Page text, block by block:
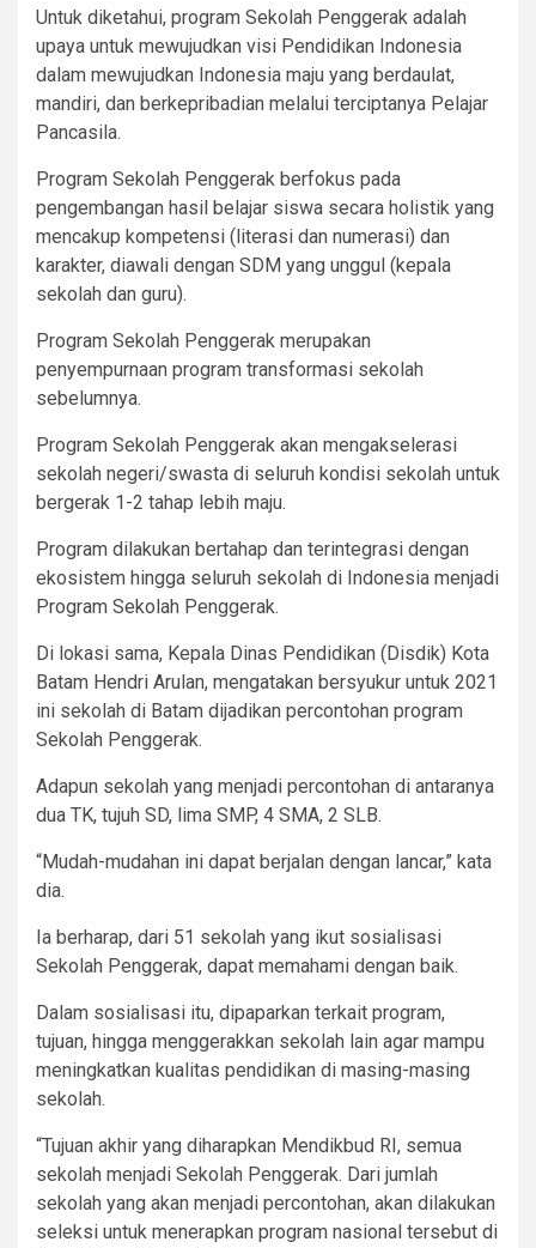
Untuk diketahui, program Sekolah Penggerak adalah
upaya untuk mewujudkan visi Pendidikan Indonesia
dalam mewujudkan Indonesia maju yang berdaulat,
mandiri, dan berkepribadian melalui terciptanya Pelajar
Pancasila.
Program Sekolah Penggerak berfokus pada
pengembangan hasil belajar siswa secara holistik yang
mencakup kompetensi (literasi dan numerasi) dan
karakter, diawali dengan SDM yang unggul (kepala
sekolah dan guru).
Program Sekolah Penggerak merupakan
penyempurnaan program transformasi sekolah
sebelumnya.
Program Sekolah Penggerak akan mengakselerasi
sekolah negeri/swasta di seluruh kondisi sekolah untuk
bergerak 1-2 tahap lebih maju.
Program dilakukan bertahap dan terintegrasi dengan
ekosistem hingga seluruh sekolah di Indonesia menjadi
Program Sekolah Penggerak.
Di lokasi sama, Kepala Dinas Pendidikan (Disdik) Kota
Batam Hendri Arulan, mengatakan bersyukur untuk 2021
ini sekolah di Batam dijadikan percontohan program
Sekolah Penggerak.
Adapun sekolah yang menjadi percontohan di antaranya
dua TK, tujuh SD, lima SMP, 4 SMA, 2 SLB.
“Mudah-mudahan ini dapat berjalan dengan lancar,” kata
dia.
Ia berharap, dari 51 sekolah yang ikut sosialisasi
Sekolah Penggerak, dapat memahami dengan baik.
Dalam sosialisasi itu, dipaparkan terkait program,
tujuan, hingga menggerakkan sekolah lain agar mampu
meningkatkan kualitas pendidikan di masing-masing
sekolah.
“Tujuan akhir yang diharapkan Mendikbud RI, semua
sekolah menjadi Sekolah Penggerak. Dari jumlah
sekolah yang akan menjadi percontohan, akan dilakukan
seleksi untuk menerapkan program nasional tersebut di